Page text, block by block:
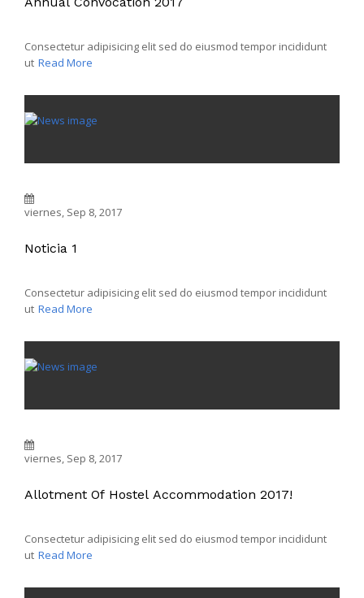
Consectetur adipisicing elit sed do eiusmod tempor incididunt
ut Read More
viernes, Sep 8, 2017
Noticia 1
Consectetur adipisicing elit sed do eiusmod tempor incididunt
ut Read More
viernes, Sep 8, 2017
Allotment Of Hostel Accommodation 2017!
Consectetur adipisicing elit sed do eiusmod tempor incididunt
ut Read More